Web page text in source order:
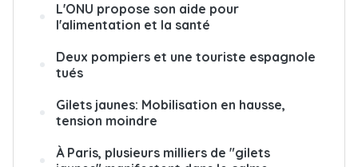
L'ONU propose son aide pour
l'alimentation et la santé
Deux pompiers et une touriste espagnole
tués
Gilets jaunes: Mobilisation en hausse,
tension moindre
À Paris, plusieurs milliers de "gilets